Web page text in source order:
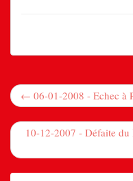
← 06-01-2008 - Echec à
10-12-2007 - Défaite du